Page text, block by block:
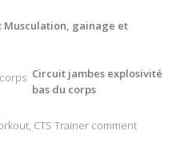
Musculation, gainage et
Circuit jambes explosivité
bas du corps